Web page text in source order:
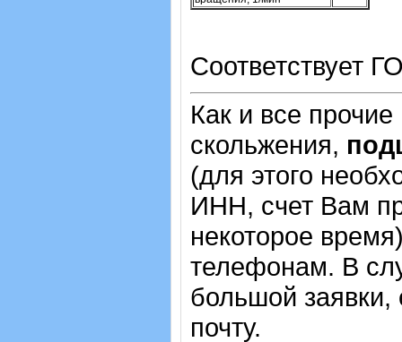
Соответствует
Как и все
скольжения,
(для этого
ИНН, счет Вам
некоторое
телефонам. В
большой заявки,
почту.